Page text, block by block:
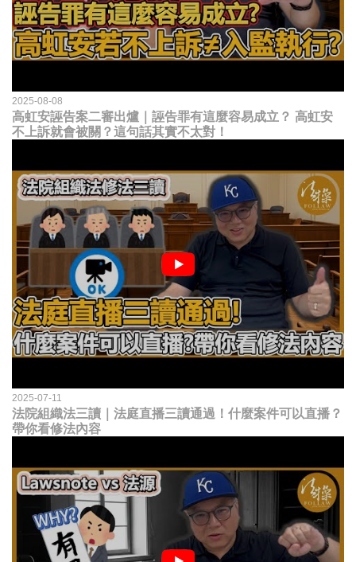
2025-08-08
高虹安誣告案二審出爐｜誣告罪有這麼容易成立？ 高虹安
不上訴就會被關？這句話其實不太對！
2025-07-11
法院組織法三讀｜法庭直播三讀通過！什麼案件可以直播？
帶你看修法內容